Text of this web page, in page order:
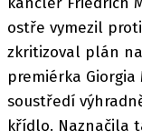
ostře vymezil
zkritizoval plán
premiérka Giorgia
soustředí
křídlo. Naznačila